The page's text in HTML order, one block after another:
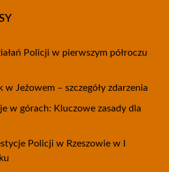
Policji w pierwszym półroczu
w Jeżowem – szczegóły zdarzenia
w górach: Kluczowe zasady dla
Policji w Rzeszowie w I